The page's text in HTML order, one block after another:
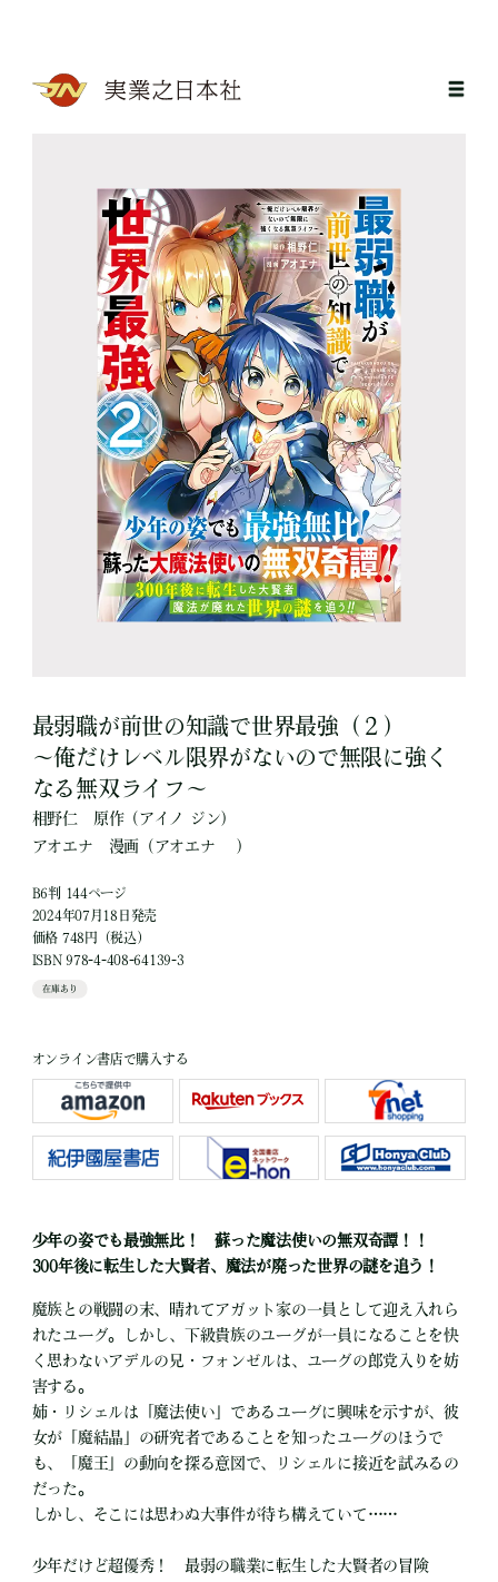
最弱職が前世の知識で世界最強（２）
～俺だけレベル限界がないので無限に強く
なる無双ライフ～
相野仁 原作（アイノ ジン）
アオエナ
漫画 （アオエナ ）
B6判 144ページ
2024年07月18日発売
価格 748円（税込）
ISBN 978-4-408-64139-3
在庫あり
オンライン書店で購入する
少年の姿でも最強無比！ 蘇った魔法使いの無双奇譚！！
300年後に転生した大賢者、魔法が廃った世界の謎を追う！
魔族との戦闘の末、晴れてアガット家の一員として迎え入れら
れたユーグ。しかし、下級貴族のユーグが一員になることを快
く思わないアデルの兄・フォンゼルは、ユーグの郎党入りを妨
害する。
姉・リシェルは「魔法使い」であるユーグに興味を示すが、彼
女が「魔結晶」の研究者であることを知ったユーグのほうで
も、「魔王」の動向を探る意図で、リシェルに接近を試みるの
だった。
しかし、そこには思わぬ大事件が待ち構えていて……
少年だけど超優秀！ 最弱の職業に転生した大賢者の冒険